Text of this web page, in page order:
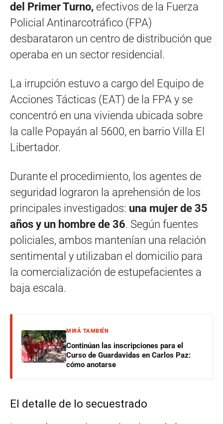
del Primer Turno, efectivos de la Fuerza
Policial Antinarcotráfico (FPA)
desbarataron un centro de distribución que
operaba en un sector residencial.
La irrupción estuvo a cargo del Equipo de
Acciones Tácticas (EAT) de la FPA y se
concentró en una vivienda ubicada sobre
la calle Popayán al 5600, en barrio Villa El
Libertador.
Durante el procedimiento, los agentes de
seguridad lograron la aprehensión de los
principales investigados: una mujer de 35
años y un hombre de 36. Según fuentes
policiales, ambos mantenían una relación
sentimental y utilizaban el domicilio para
la comercialización de estupefacientes a
baja escala.
MIRÁ TAMBIÉN
Continúan las inscripciones para el
Curso de Guardavidas en Carlos Paz:
cómo anotarse
El detalle de lo secuestrado